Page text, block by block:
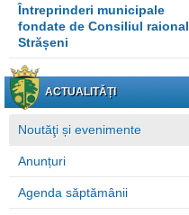
Întreprinderi municipale
fondate de Consiliul raional
Strășeni
ACTUALITĂȚI
Noutăţi și evenimente
Anunțuri
Agenda săptămânii